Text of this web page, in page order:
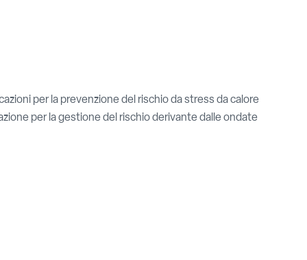
per la prevenzione del rischio da stress da calore
per la gestione del rischio derivante dalle ondate